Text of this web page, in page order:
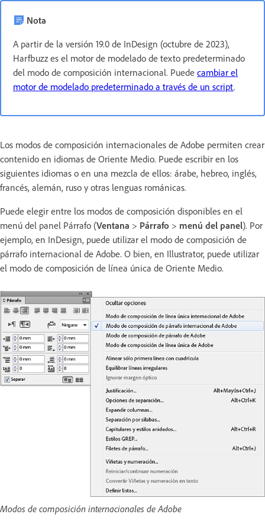
Nota
A partir de la versión 19.0 de InDesign (octubre de 2023),
Harfbuzz es el motor de modelado de texto predeterminado
del modo de composición internacional. Puede cambiar el
motor de modelado predeterminado a través de un script.
Los modos de composición internacionales de Adobe permiten crear
contenido en idiomas de Oriente Medio. Puede escribir en los
siguientes idiomas o en una mezcla de ellos: árabe, hebreo, inglés,
francés, alemán, ruso y otras lenguas románicas.
Puede elegir entre los modos de composición disponibles en el
menú del panel Párrafo (Ventana > Párrafo > menú del panel). Por
ejemplo, en InDesign, puede utilizar el modo de composición de
párrafo internacional de Adobe. O bien, en Illustrator, puede utilizar
el modo de composición de línea única de Oriente Medio.
Modos de composición internacionales de Adobe